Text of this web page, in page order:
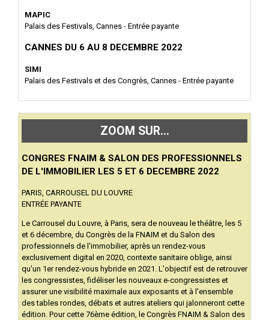
MAPIC
Palais des Festivals, Cannes - Entrée payante
CANNES DU 6 AU 8 DECEMBRE 2022
SIMI
Palais des Festivals et des Congrès, Cannes - Entrée payante
ZOOM SUR...
CONGRES FNAIM & SALON DES PROFESSIONNELS
DE L'IMMOBILIER LES 5 ET 6 DECEMBRE 2022
PARIS, CARROUSEL DU LOUVRE
ENTRÉE PAYANTE
Le Carrousel du Louvre, à Paris, sera de nouveau le théâtre, les 5
et 6 décembre, du Congrès de la FNAIM et du Salon des
professionnels de l'immobilier, après un rendez-vous
exclusivement digital en 2020, contexte sanitaire oblige, ainsi
qu'un 1er rendez-vous hybride en 2021. L'objectif est de retrouver
les congressistes, fidéliser les nouveaux e-congressistes et
assurer une visibilité maximale aux exposants et à l'ensemble
des tables rondes, débats et autres ateliers qui jalonneront cette
édition. Pour cette 76ème édition, le Congrès FNAIM & Salon des